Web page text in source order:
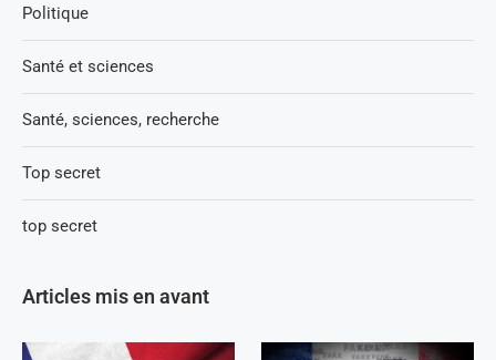
Politique
Santé et sciences
Santé, sciences, recherche
Top secret
top secret
Articles mis en avant